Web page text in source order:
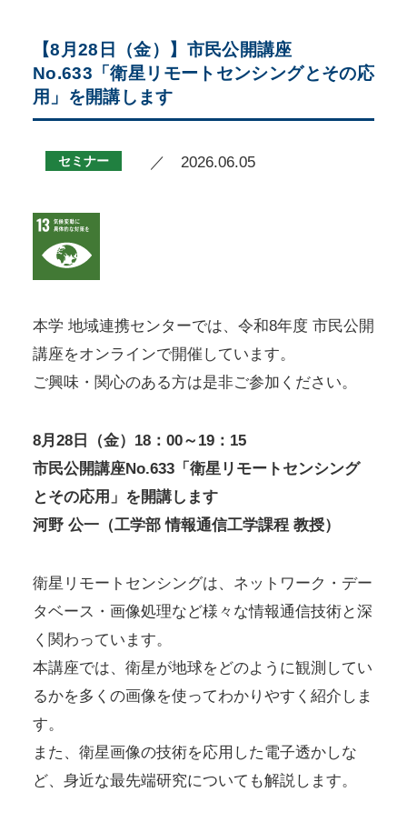
【8月28日（金）】市民公開講座
No.633「衛星リモートセンシングとその応
用」を開講します
セミナー ／ 2026.06.05
本学 地域連携センターでは、令和8年度 市民公開
講座をオンラインで開催しています。
ご興味・関心のある方は是非ご参加ください。
8月28日（金）18：00～19：15
市民公開講座No.633「衛星リモートセンシング
とその応用」を開講します
河野 公一（工学部 情報通信工学課程 教授）
衛星リモートセンシングは、ネットワーク・デー
タベース・画像処理など様々な情報通信技術と深
く関わっています。
本講座では、衛星が地球をどのように観測してい
るかを多くの画像を使ってわかりやすく紹介しま
す。
また、衛星画像の技術を応用した電子透かしな
ど、身近な最先端研究についても解説します。